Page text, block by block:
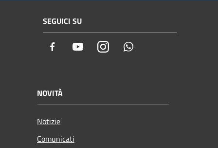
SEGUICI SU
Facebook YoutubeInstagram
NOVITÀ
Notizie
Comunicati